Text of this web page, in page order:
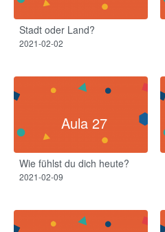
Stadt oder Land?
2021-02-02
Aula 27
Wie fühlst du dich heute?​
2021-02-09